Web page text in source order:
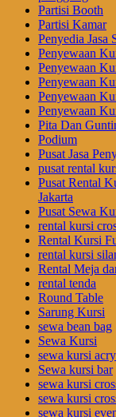
Partisi Booth
Partisi Kamar
Penyedia
Penyewaan
Penyewaan
Penyewaan
Penyewaan
Penyewaan
Pita Dan
Podium
Pusat Jasa
pusat rental
Pusat Rental
Jakarta
Pusat Sewa
rental kursi
Rental Kursi
rental kursi
Rental Meja
rental tenda
Round Table
Sarung Kursi
sewa bean bag
Sewa Kursi
sewa kursi
Sewa kursi bar
sewa kursi
sewa kursi
sewa kursi